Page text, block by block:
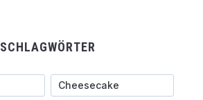
SCHLAGWÖRTER
Cheesecake